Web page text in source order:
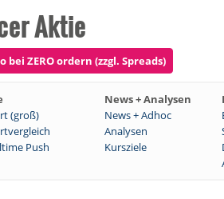
Aktie
bei ZERO ordern (zzgl. Spreads)
News + Analysen
(groß) News + Adhoc
Analysen
Push Kursziele